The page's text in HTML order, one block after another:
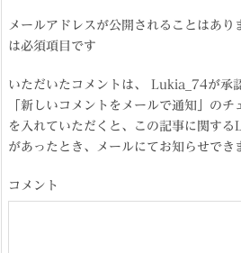
メールアドレスが公開されることはあり
は必須項目です
いただいたコメントは、 Lukia_74が承
「新しいコメントをメールで通知」の
を入れていただくと、この記事に関す
があったとき、メールにてお知らせでき
コメント